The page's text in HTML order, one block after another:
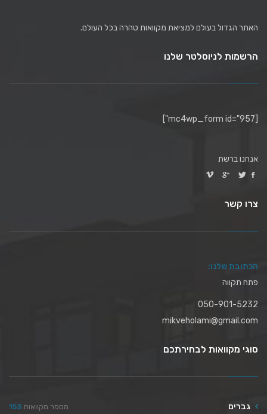
האתר הגדול בעולם למציאת מקוואות טהרה בכל העולם.
הרשמות לניוסלטר שלנו
[mc4wp_form id="957"]
אנחנו ברשת
צרו קשר
הכתובת שלנו:
פתח תקווה
050-901-5232
mikveholami@gmail.com
סוגי מקוואות לבחירתכם
גברים 153 מספר מקוואות